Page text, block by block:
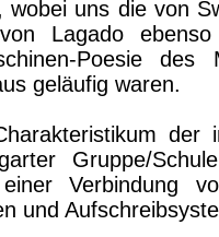
wobei uns die von
Lagado
Poesie des
geläufig waren.
der
Gruppe/
Verbindung
und